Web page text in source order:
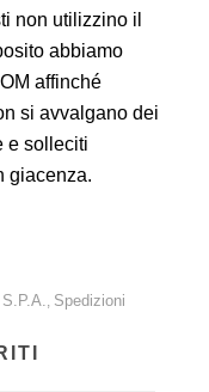
non utilizzino il
abbiamo
affinché
si avvalgano dei
e solleciti
giacenza.
, Spedizioni